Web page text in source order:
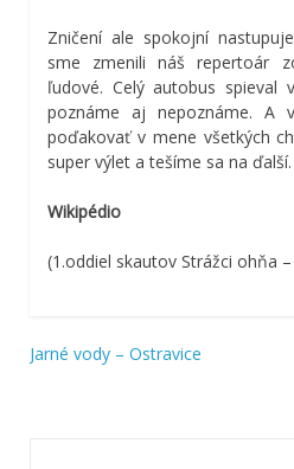
Zničení ale spokojní
sme zmenili náš repertoár
ľudové. Celý autobus spieval
poznáme aj nepoznáme. A
poďakovať v mene všetkých
super výlet a tešíme sa na ďalší.
Wikipédio
(1.oddiel skautov Strážci ohňa
Navigácia
Jarné vody – Ostravice